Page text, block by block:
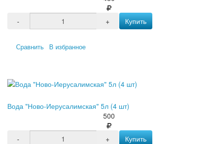
- + Купить
Сравнить В избранное
Вода "Ново-Иерусалимская" 5л (4 шт)
500
- + Купить